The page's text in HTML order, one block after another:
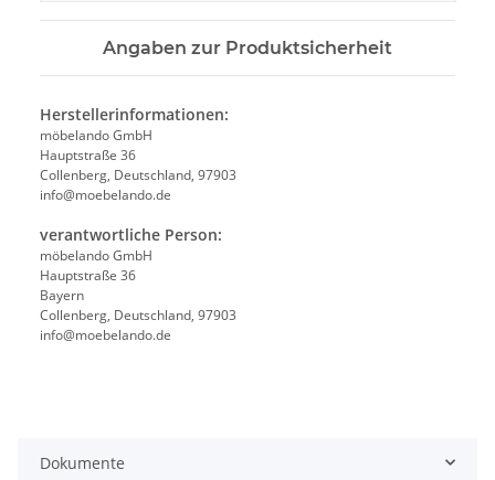
Angaben zur Produktsicherheit
Herstellerinformationen:
möbelando GmbH
Hauptstraße 36
Collenberg, Deutschland, 97903
info@moebelando.de
verantwortliche Person:
möbelando GmbH
Hauptstraße 36
Bayern
Collenberg, Deutschland, 97903
info@moebelando.de
Dokumente